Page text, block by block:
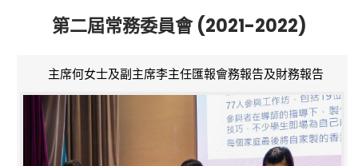
第二屆常務委員會 (2021-2022)
主席何女士及副主席李主任匯報會務報告及財務報告